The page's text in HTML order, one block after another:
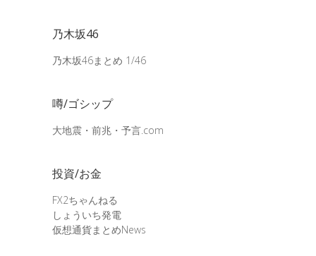
乃木坂46
乃木坂46まとめ 1/46
噂/ゴシップ
大地震・前兆・予言.com
投資/お金
FX2ちゃんねる
しょういち発電
仮想通貨まとめNews